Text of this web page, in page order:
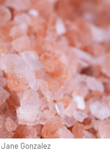
Jane Gonzalez